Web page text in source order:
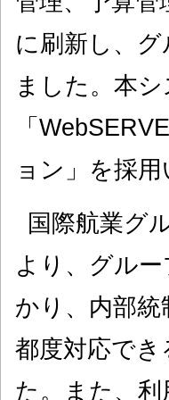
に刷新し、
ました。本
「
ョン」を採用
国際航業グ
より、グル
かり、内部
都度対応で
た。また、